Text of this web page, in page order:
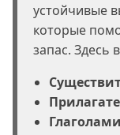
устойчивые
которые
запас. Здесь